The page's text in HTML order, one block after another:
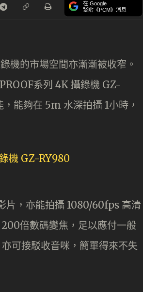
在 Google
緊貼《PCM》消息
機的市場空間亦漸漸被收窄。
系列 4K 攝錄機 GZ-
能夠在 5m 水深拍攝 1小時，
，亦能拍攝 1080/60fps 高清
倍數碼變焦，足以應付一般
可接駁收音咪，簡單得來不失